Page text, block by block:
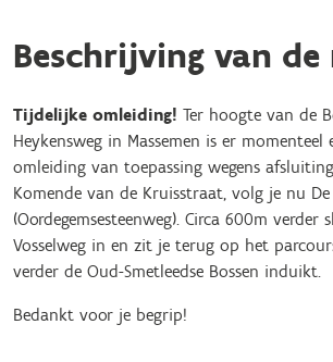
Beschrijving van
Tijdelijke omleiding! Ter hoogte van de
Heykensweg in Massemen is er momenteel
omleiding van toepassing wegens
Komende van de Kruisstraat, volg je nu
(Oordegemsesteenweg). Circa 600m verder
Vosselweg in en zit je terug op het
verder de Oud-Smetleedse Bossen induikt.
Bedankt voor je begrip!